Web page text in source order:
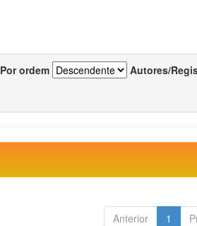
Por ordem Autores/
Anterior 1